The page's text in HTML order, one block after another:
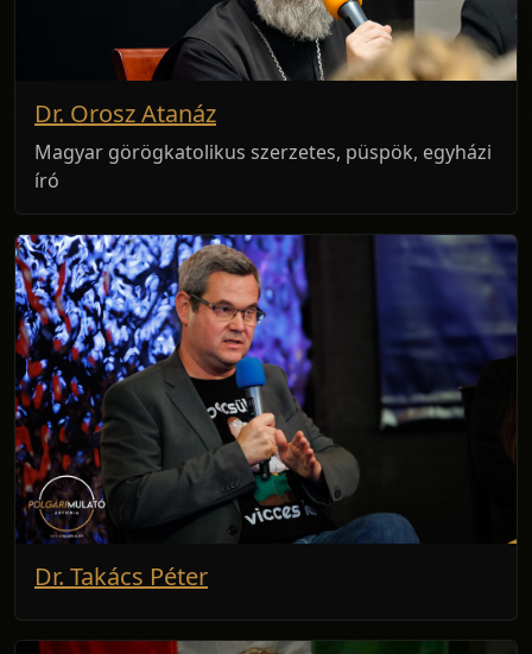
Dr. Orosz Atanáz
Magyar görögkatolikus szerzetes, püspök, egyházi
író
Dr. Takács Péter